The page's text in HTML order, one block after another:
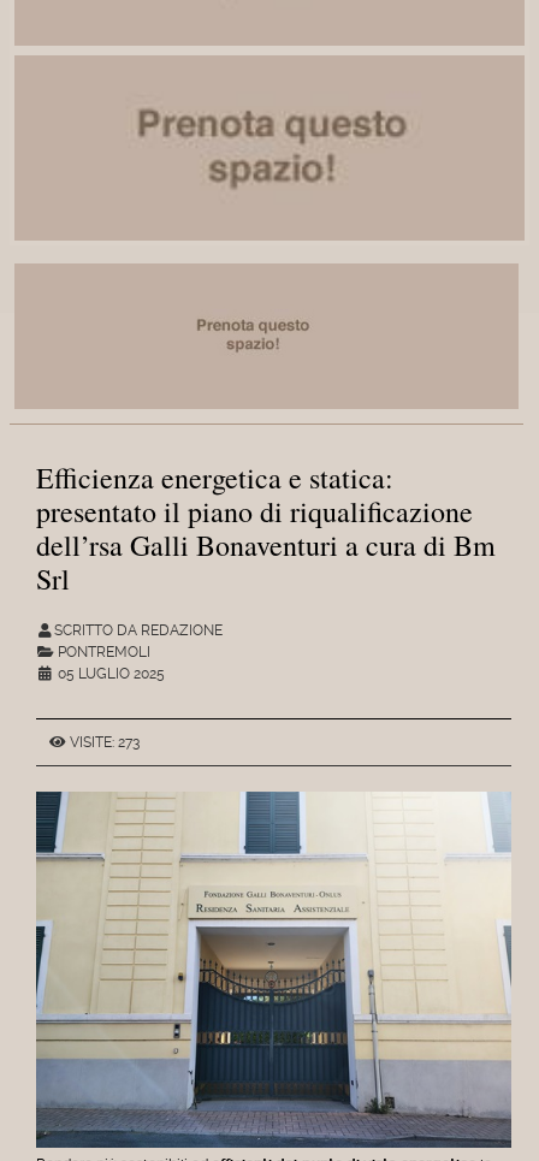
Efficienza energetica e statica:
presentato il piano di riqualificazione
dell’rsa Galli Bonaventuri a cura di Bm
Srl
SCRITTO DA REDAZIONE
PONTREMOLI
05 LUGLIO 2025
VISITE: 273